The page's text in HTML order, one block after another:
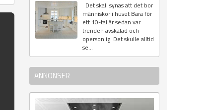
Det skall synas att det bor
människor i huset Bara för
ett 10-tal år sedan var
trenden avskalad och
opersonlig. Det skulle alltid
se...
ANNONSER